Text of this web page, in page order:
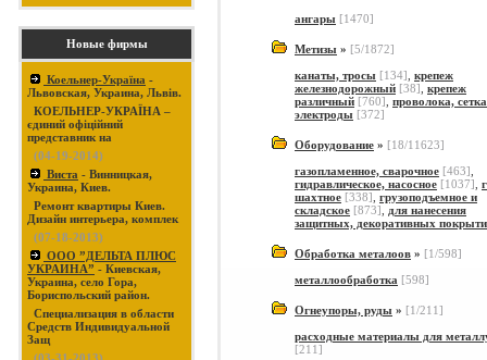
Новые фирмы
Коельнер-Україна -
Львовская, Украина, Львів.
КОЕЛЬНЕР-УКРАЇНА –
єдиний офіційний
представник на
(04-19-2014)
Виста - Винницкая,
Украина, Киев.
Ремонт квартиры Киев.
Дизайн интерьера, комплек
(07-18-2013)
ООО ”ДЕЛЬТА ПЛЮС
УКРАИНА” - Киевская,
Украина, село Гора,
Бориспольский район.
Специализация в области
Средств Индивидуальной
Защ
ангары [1470]
Метизы » [5/1872]
канаты, тросы [134] крепеж
железнодорожный [38] крепеж
различный [760] проволока, сетка
электроды [372]
Оборудование » [18/11623]
газопламенное, сварочное [463]
гидравлическое, насосное [1037]
шахтное [338] грузоподъемное и
складское [873]
для нанесения
защитных, декоративных
Обработка металоов » [1/598]
металлообработка [598]
Огнеупоры, руды » [1/211]
расходные материалы для
[211]